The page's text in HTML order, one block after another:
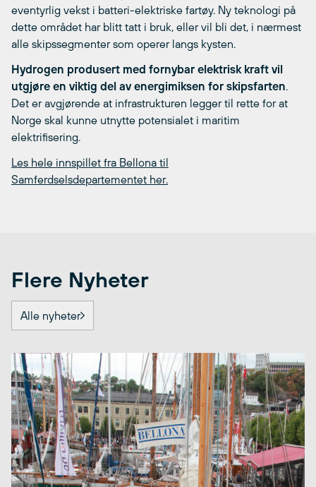
eventyrlig vekst i batteri-elektriske fartøy. Ny teknologi på
dette området har blitt tatt i bruk, eller vil bli det, i nærmest
alle skipssegmenter som operer langs kysten.
Hydrogen produsert med fornybar elektrisk kraft vil
utgjøre en viktig del av energimiksen for skipsfarten.
Det er avgjørende at infrastrukturen legger til rette for at
Norge skal kunne utnytte potensialet i maritim
elektrifisering.
Les hele innspillet fra Bellona til
Samferdselsdepartementet her.
Flere Nyheter
Alle nyheter